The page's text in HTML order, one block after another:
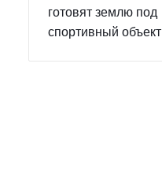
готовят землю под
спортивный объект